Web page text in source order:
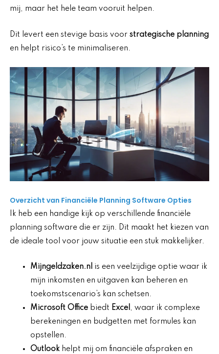
mij, maar het hele team vooruit helpen.
Dit levert een stevige basis voor strategische planning
en helpt risico’s te minimaliseren.
Overzicht van Financiële Planning Software Opties
Ik heb een handige kijk op verschillende financiële
planning software die er zijn. Dit maakt het kiezen van
de ideale tool voor jouw situatie een stuk makkelijker.
Mijngeldzaken.nl is een veelzijdige optie waar ik
mijn inkomsten en uitgaven kan beheren en
toekomstscenario’s kan schetsen.
Microsoft Office biedt Excel, waar ik complexe
berekeningen en budgetten met formules kan
opstellen.
Outlook helpt mij om financiële afspraken en